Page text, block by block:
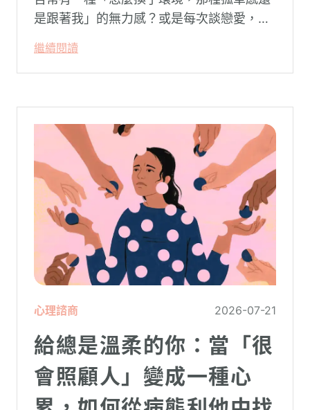
是跟著我」的無力感？或是每次談戀愛，總
卻演變成兩敗俱傷？
繼續閱讀
心理諮商 2026-07-21
給總是溫柔的你：當「很
會照顧人」變成一種心